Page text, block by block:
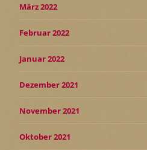
März 2022
Februar 2022
Januar 2022
Dezember 2021
November 2021
Oktober 2021